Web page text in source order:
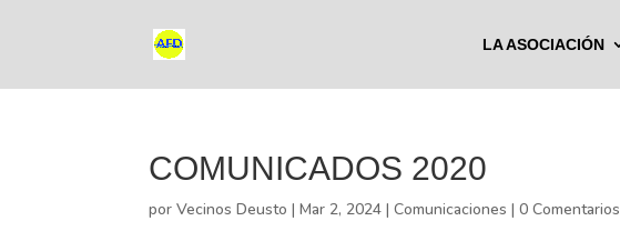
LA ASOCIACIÓN
COMUNICADOS 2020
porVecinos Deusto |Mar 2, 2024 |Comunicaciones |0 Comentarios